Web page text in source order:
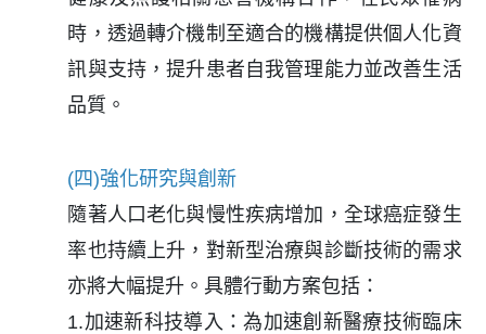
時，透過轉介機制至適合的機構提供個人化資
訊與支持，提升患者自我管理能力並改善生活
品質。
(四)強化研究與創新
隨著人口老化與慢性疾病增加，全球癌症發生
率也持續上升，對新型治療與診斷技術的需求
亦將大幅提升。具體行動方案包括：
1.加速新科技導入：為加速創新醫療技術臨床